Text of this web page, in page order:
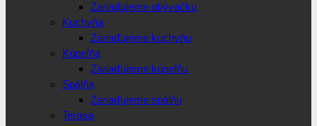
Zariaďujeme obývačku
Kuchyňa
Zariaďujeme kuchyňu
Kúpeľňa
Zariaďujeme kúpeľňu
Spálňa
Zariaďujeme spálňu
Terasa